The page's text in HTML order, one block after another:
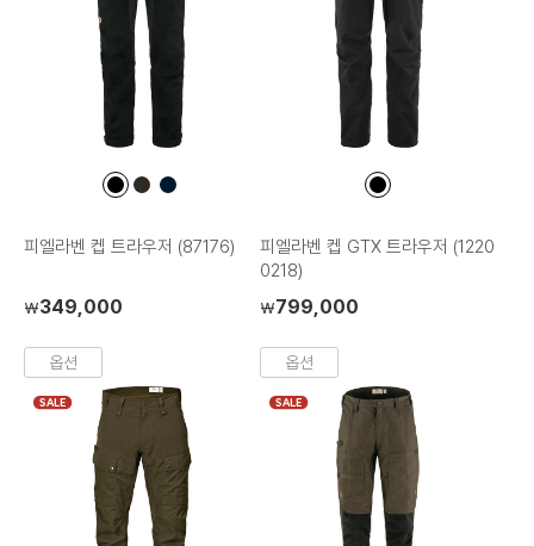
컬
컬
컬
피엘라벤 켑 트라우저 (87176)
₩349,000
옵션
컬
피엘라벤 켑 GTX 트라우저 (1220
0218)
₩799,000
옵션
SALE SALE